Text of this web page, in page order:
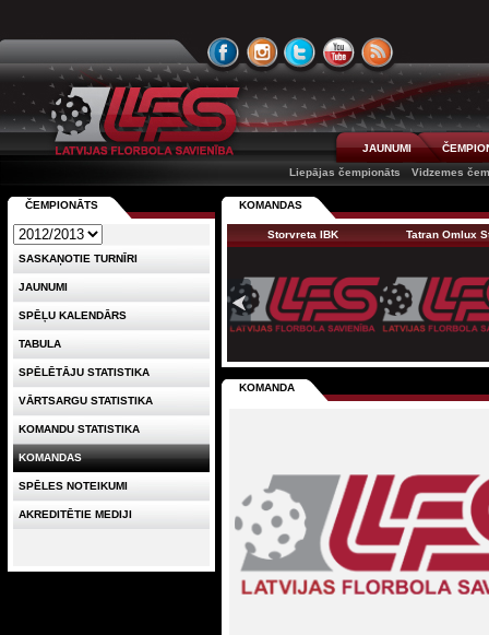
JAUNUMI
Liepājas čempionāts
Vidzemes
KOMANDAS
Storvreta IBK Tatran Omlux
KOMANDA
ČEMPIONĀTS
SASKAŅOTIE TURNĪRI
JAUNUMI
SPĒĻU KALENDĀRS
TABULA
SPĒLĒTĀJU STATISTIKA
VĀRTSARGU STATISTIKA
KOMANDU STATISTIKA
KOMANDAS
SPĒLES NOTEIKUMI
AKREDITĒTIE MEDIJI